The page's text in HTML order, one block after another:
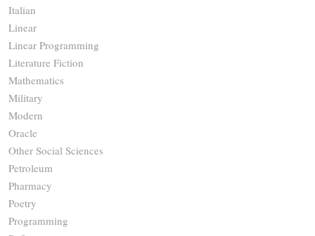
Italian
Linear
Linear Programming
Literature Fiction
Mathematics
Military
Modern
Oracle
Other Social Sciences
Petroleum
Pharmacy
Poetry
Programming